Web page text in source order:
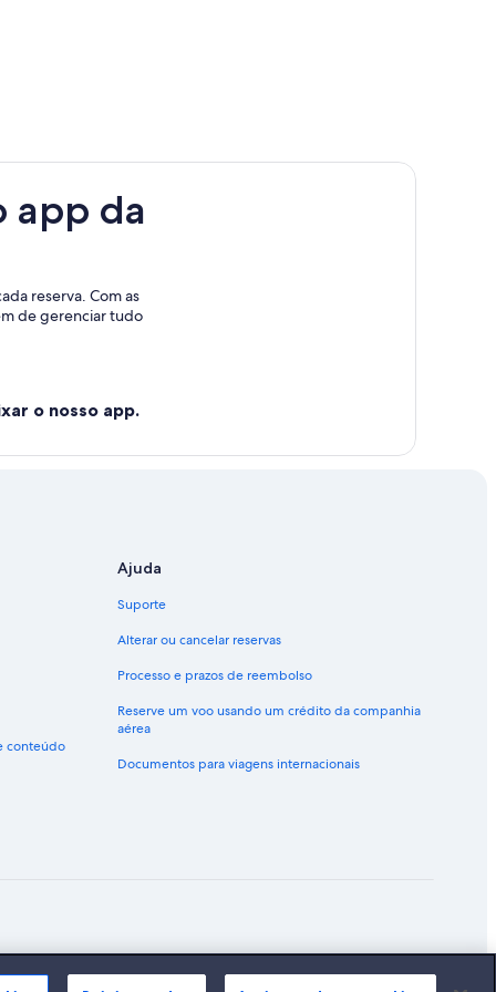
app da
reserva. Com as
de gerenciar tudo
o nosso app.
conteúdo
Ajuda
Suporte
Alterar ou cancelar reservas
Processo e prazos de reembolso
Reserve um voo usando um crédito da companhia
aérea
Documentos para viagens internacionais
marcas registradas da Expedia, Inc.